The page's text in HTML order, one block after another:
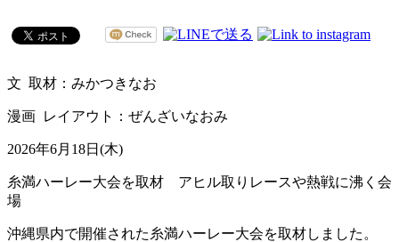
文 取材：みかつきなお
漫画 レイアウト：ぜんざいなおみ
2026年6月18日(木)
糸満ハーレー大会を取材 アヒル取りレースや熱戦に沸く会
場
沖縄県内で開催された糸満ハーレー大会を取材しました。